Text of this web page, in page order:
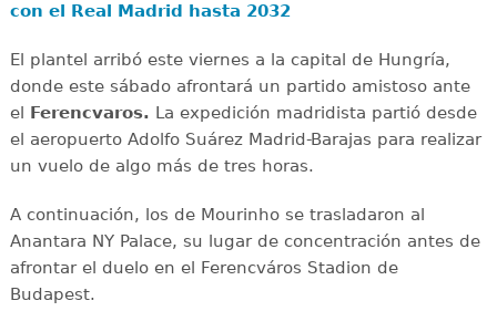
con el Real Madrid hasta 2032
El plantel arribó este viernes a la capital de Hungría,
donde este sábado afrontará un partido amistoso ante
el
Ferencvaros. La expedición madridista partió desde
el aeropuerto Adolfo Suárez Madrid-Barajas para realizar
un vuelo de algo más de tres horas.
A continuación, los de Mourinho se trasladaron al
Anantara NY Palace, su lugar de concentración antes de
afrontar el duelo en el Ferencváros Stadion de
Budapest.